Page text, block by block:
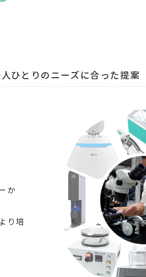
ひとりのニーズに合った提案
か
り培